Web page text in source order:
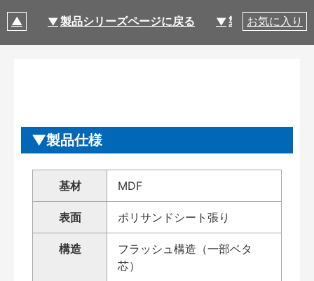
製品シリーズページに戻る 製品仕様
お気に入り
製品仕様
基材 MDF
表面 ポリサンドシート張り
構造
フラッシュ構造（一部ベタ
芯）